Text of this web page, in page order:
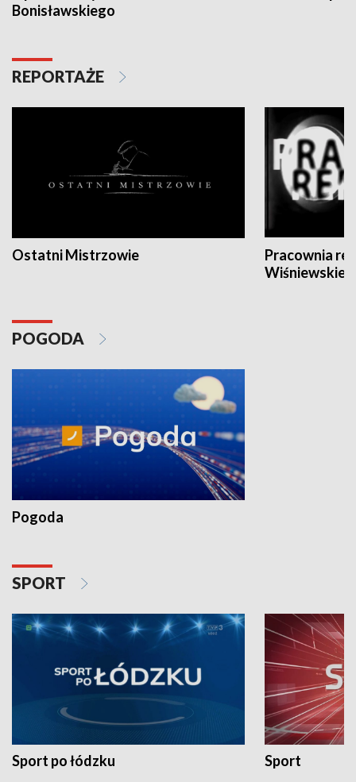
Bonisławskiego
REPORTAŻE
Ostatni Mistrzowie
Pracownia
POGODA
Pogoda
SPORT
Sport po łódzku Sport